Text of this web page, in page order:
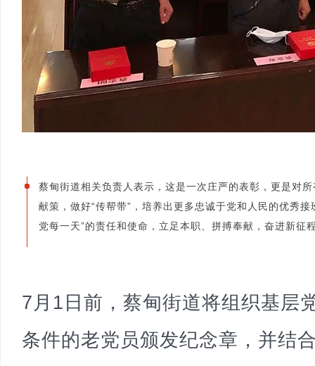
蔡甸街道相关负责人表示，这是一次庄严的表彰，更是对
献策，做好“传帮带”，培养出更多忠诚于党和人民的优秀
党每一天”的责任和使命，立足本职、拼搏奉献，奋进新征
7月1日前，蔡甸街道将组织基层
条件的老党员颁发纪念章，并结